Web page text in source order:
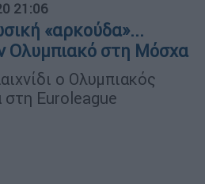
21:06
«αρκούδα»...
Ολυμπιακό στη Μόσχα
ο Ολυμπιακός
στη Euroleague